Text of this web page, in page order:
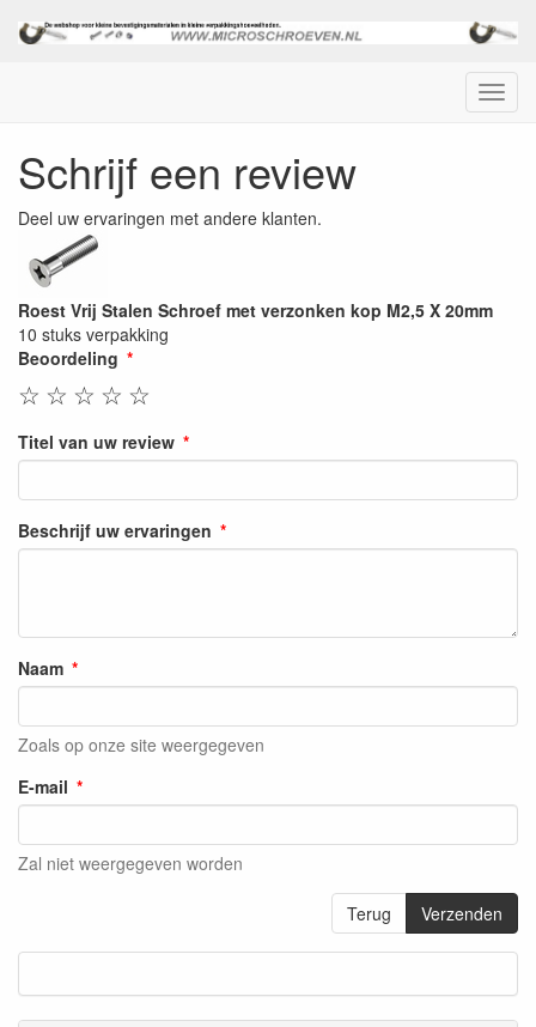
Menu
Schrijf een review
Deel uw ervaringen met andere klanten.
Roest Vrij Stalen Schroef met verzonken kop M2,5 X 20mm
10 stuks verpakking
Beoordeling
☆
☆
☆
☆
☆
Titel van uw review
Beschrijf uw ervaringen
Naam
Zoals op onze site weergegeven
E-mail
Zal niet weergegeven worden
Terug Verzenden